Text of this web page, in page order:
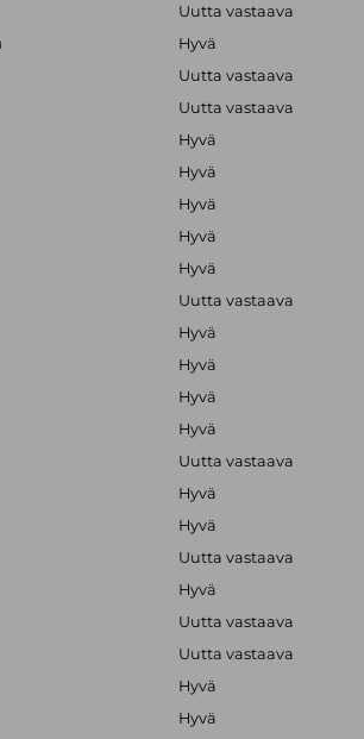
Uutta vastaava
Hyvä
Uutta vastaava
Uutta vastaava
Hyvä
Hyvä
Hyvä
Hyvä
Hyvä
Uutta vastaava
Hyvä
Hyvä
Hyvä
Hyvä
Uutta vastaava
Hyvä
Hyvä
Uutta vastaava
Hyvä
Uutta vastaava
Uutta vastaava
Hyvä
Hyvä